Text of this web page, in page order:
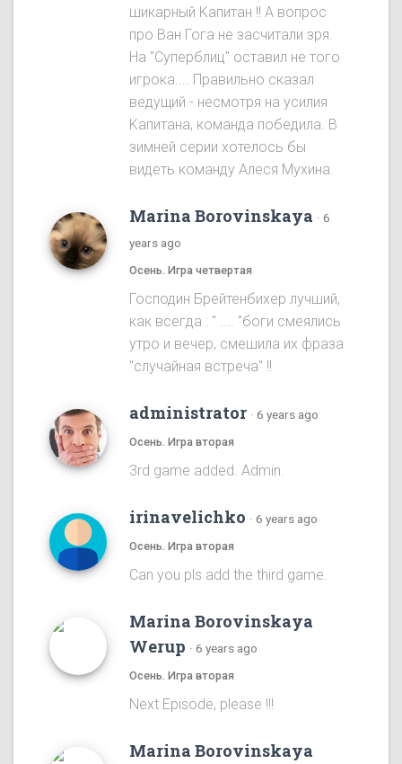
шикарный Kапитан !! A вопрос
про Ван Гога не засчитали зря.
На "Cуперблиц" оставил не того
игрока.... Правильно сказал
ведущий - несмотря на усилия
Kапитана, команда победила. B
зимней серии хотелось бы
видеть команду Алеся Мухинa.
Marina Borovinskaya · 6
years ago
Осень. Игра четвертая
Господин Брейтенбихер лучший,
как всегда : " .... "боги смеялись
утро и вечер, смешила их фраза
"случайная встреча" !!
administrator · 6 years ago
Осень. Игра вторая
3rd game added. Admin.
irinavelichko · 6 years ago
Осень. Игра вторая
Can you pls add the third game.
Marina Borovinskaya
Werup · 6 years ago
Осень. Игра вторая
Next Episode, please !!!
Marina Borovinskaya